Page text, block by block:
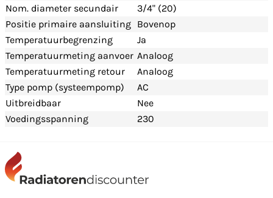
Nom. diameter secundair
3/4" (20)
Positie primaire aansluiting Bovenop
Temperatuurbegrenzing
Ja
Temperatuurmeting aanvoer Analoog
Temperatuurmeting retour
Analoog
Type pomp (systeempomp)
AC
Uitbreidbaar
Nee
Voedingsspanning
230